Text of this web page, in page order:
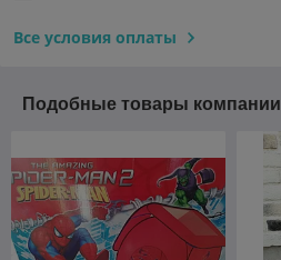
Все условия оплаты
Подобные товары компании